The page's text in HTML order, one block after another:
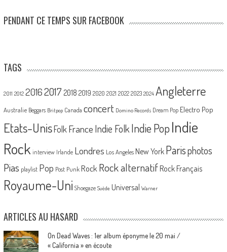
PENDANT CE TEMPS SUR FACEBOOK
TAGS
2011 2012 20162017 2018 2019 2020 2021 2022 2023 2024 Angleterre
Australie Beggars Britpop Canada concert Domino Records Dream Pop Electro Pop
Etats-UnisFolk France Indie FolkIndie PopIndie
Rock interview Irlande Londres Los Angeles New York Parisphotos
Pias playlist Pop Post Punk Rock Rock alternatif Rock Français
Royaume-Uni Shoegaze Suède Universal Warner
ARTICLES AU HASARD
On Dead Waves : 1er album éponyme le 20 mai /
« California » en écoute